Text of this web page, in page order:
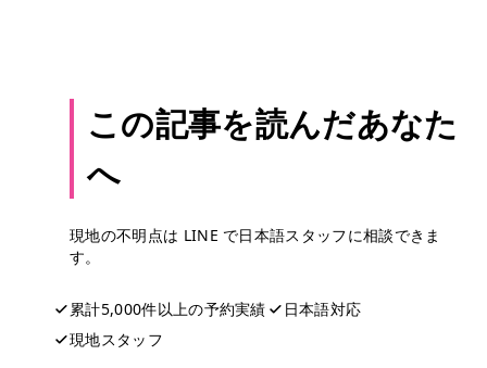
この記事を読んだあなた
へ
現地の不明点は LINE で日本語スタッフに相談できま
す。
累計5,000件以上の予約実績
日本語対応
現地スタッフ